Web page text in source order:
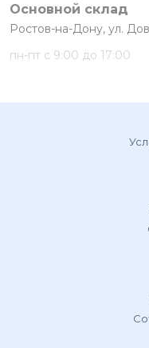
Основной склад
Ростов-на-Дону, ул.
пн-пт с 9:00 до 17:00